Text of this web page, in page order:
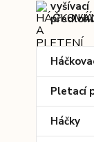
Pletací
Háčky